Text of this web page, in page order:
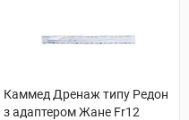
Каммед Дренаж типу Редон
з адаптером Жане Fr12